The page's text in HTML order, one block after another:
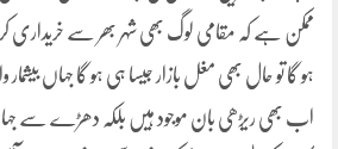
ممکن ہے کہ مقامی لوگ بھی شہر بھر سے خریداری کر
ہو گا تو حال بھی مغل بازار جیسا ہی ہو گا جہاں
اب بھی ریڑھی بان موجود ہیں بلکہ دھڑے سے